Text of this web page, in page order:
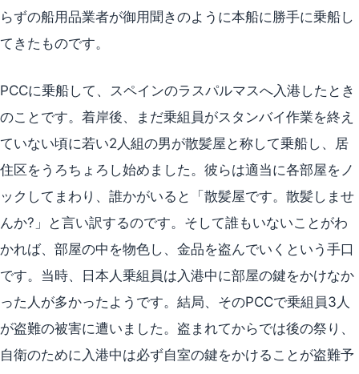
らずの船用品業者が御用聞きのように本船に勝手に乗船し
てきたものです。
PCCに乗船して、スペインのラスパルマスへ入港したとき
のことです。着岸後、まだ乗組員がスタンバイ作業を終え
ていない頃に若い2人組の男が散髪屋と称して乗船し、居
住区をうろちょろし始めました。彼らは適当に各部屋をノ
ックしてまわり、誰かがいると「散髪屋です。散髪しませ
んか?」と言い訳するのです。そして誰もいないことがわ
かれば、部屋の中を物色し、金品を盗んでいくという手口
です。当時、日本人乗組員は入港中に部屋の鍵をかけなか
った人が多かったようです。結局、そのPCCで乗組員3人
が盗難の被害に遭いました。盗まれてからでは後の祭り、
自衛のために入港中は必ず自室の鍵をかけることが盗難予